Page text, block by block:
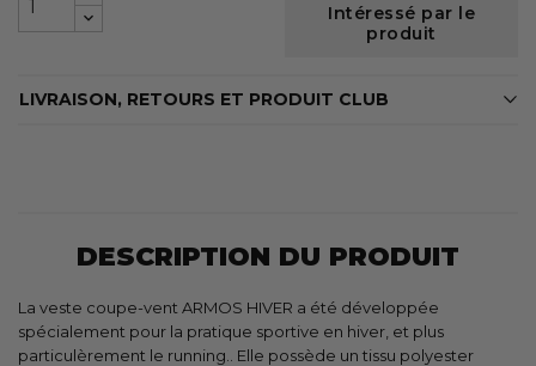
Intéressé par le
produit
LIVRAISON, RETOURS ET PRODUIT CLUB
DESCRIPTION DU PRODUIT
La veste coupe-vent ARMOS HIVER a été développée
spécialement pour la pratique sportive en hiver, et plus
particulèrement le running.. Elle possède un tissu polyester